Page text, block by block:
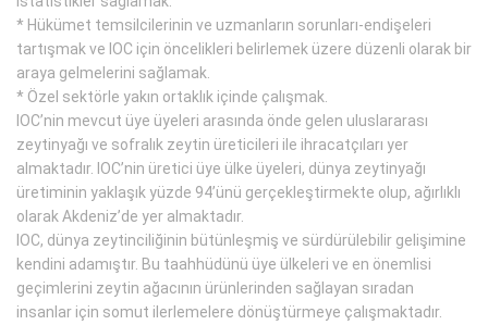
* Hükümet temsilcilerinin ve uzmanların sorunları-endişeleri
tartışmak ve IOC için öncelikleri belirlemek üzere düzenli olarak bir
araya gelmelerini sağlamak.
* Özel sektörle yakın ortaklık içinde çalışmak.
IOC’nin mevcut üye üyeleri arasında önde gelen uluslararası
zeytinyağı ve sofralık zeytin üreticileri ile ihracatçıları yer
almaktadır. IOC’nin üretici üye ülke üyeleri, dünya zeytinyağı
üretiminin yaklaşık yüzde 94’ünü gerçekleştirmekte olup, ağırlıklı
olarak Akdeniz’de yer almaktadır.
IOC, dünya zeytinciliğinin bütünleşmiş ve sürdürülebilir gelişimine
kendini adamıştır. Bu taahhüdünü üye ülkeleri ve en önemlisi
geçimlerini zeytin ağacının ürünlerinden sağlayan sıradan
insanlar için somut ilerlemelere dönüştürmeye çalışmaktadır.